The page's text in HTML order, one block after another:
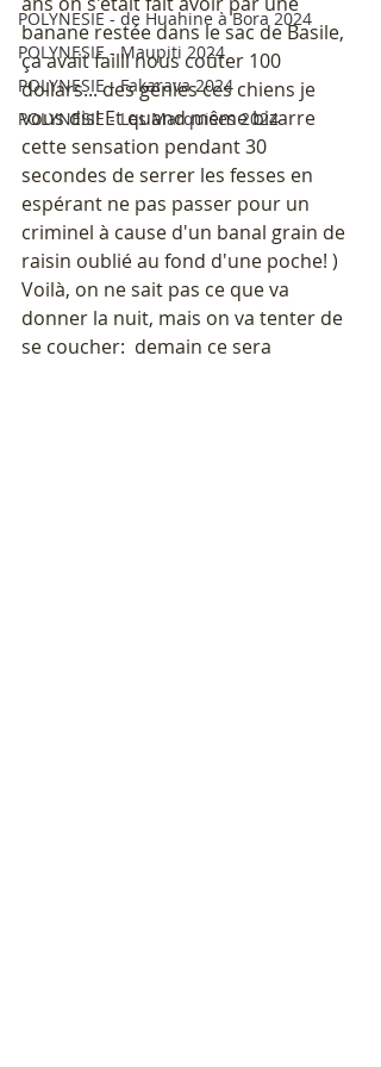
POLYNESIE - de Huahine à Bora 2024
POLYNESIE - Maupiti 2024
POLYNESIE - Fakarava 2024
POLYNESIE - Les Marquises 2024
banane restée dans le sac de Basile,
ça avait failli nous coûter 100
dollars... des génies ces chiens je
vous dis! Et quand même bizarre
cette sensation pendant 30
secondes de serrer les fesses en
espérant ne pas passer pour un
criminel à cause d'un banal grain de
raisin oublié au fond d'une poche! )
Voilà, on ne sait pas ce que va
donner la nuit, mais on va tenter de
se coucher:  demain ce sera